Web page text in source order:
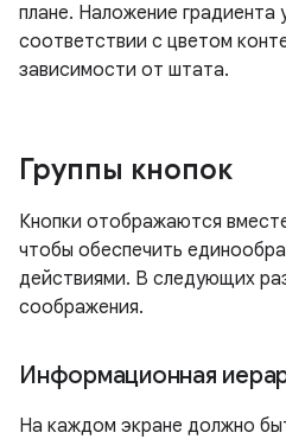
плане. Наложение градиента
соответствии с цветом
зависимости от штата.
Группы кнопок
Кнопки отображаются
чтобы обеспечить
действиями. В следующих
соображения.
Информационная
На каждом экране должно